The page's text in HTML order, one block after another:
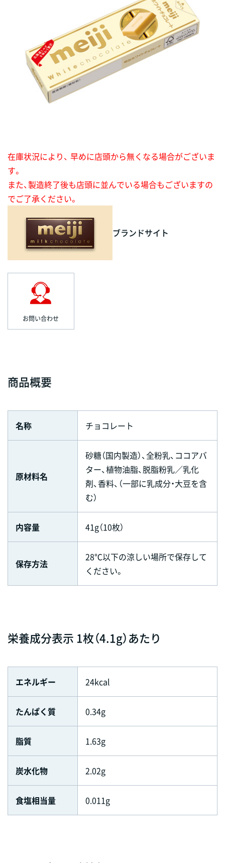
在庫状況により、 早めに店頭から無くなる場合がございま
す。
また、製造終了後も店頭に並んでいる場合もございますの
でご了承ください。
ブランドサイト
お問い合わせ
商品概要
名称 チョコレート
原材料名
砂糖（国内製造）、全粉乳、ココアバ
ター、植物油脂、脱脂粉乳／乳化
剤、香料、（一部に乳成分・大豆を含
む）
内容量 41g（10枚）
保存方法
28℃以下の涼しい場所で保存して
ください。
栄養成分表示 1枚（4.1g）あたり
エネルギー 24kcal
たんぱく質 0.34g
脂質 1.63g
炭水化物 2.02g
食塩相当量 0.011g